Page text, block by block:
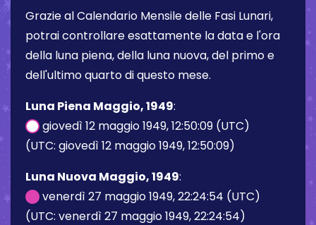
Grazie al Calendario Mensile delle Fasi Lunari,
potrai controllare esattamente la data e l'ora
della luna piena, della luna nuova, del primo e
dell'ultimo quarto di questo mese.
Luna Piena Maggio, 1949:
giovedì 12 maggio 1949, 12:50:09 (UTC)
(UTC: giovedì 12 maggio 1949, 12:50:09)
Luna Nuova Maggio, 1949:
venerdì 27 maggio 1949, 22:24:54 (UTC)
(UTC: venerdì 27 maggio 1949, 22:24:54)